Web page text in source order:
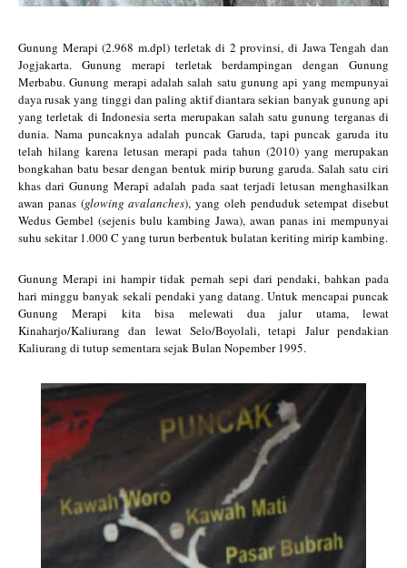
Gunung Merapi (2.968 m.dpl) terletak di 2 provinsi, di Jawa Tengah dan
Jogjakarta. Gunung merapi terletak berdampingan dengan Gunung
Merbabu. Gunung merapi adalah salah satu gunung api yang mempunyai
daya rusak yang tinggi dan paling aktif diantara sekian banyak gunung api
yang terletak di Indonesia serta merupakan salah satu gunung terganas di
dunia. Nama puncaknya adalah puncak Garuda, tapi puncak garuda itu
telah hilang karena letusan merapi pada tahun (2010) yang merupakan
bongkahan batu besar dengan bentuk mirip burung garuda. Salah satu ciri
khas dari Gunung Merapi adalah pada saat terjadi letusan menghasilkan
awan panas (glowing avalanches), yang oleh penduduk setempat disebut
Wedus Gembel (sejenis bulu kambing Jawa), awan panas ini mempunyai
suhu sekitar 1.000 C yang turun berbentuk bulatan keriting mirip kambing.
Gunung Merapi ini hampir tidak pernah sepi dari pendaki, bahkan pada
hari minggu banyak sekali pendaki yang datang. Untuk mencapai puncak
Gunung Merapi kita bisa melewati dua jalur utama, lewat
Kinaharjo/Kaliurang dan lewat Selo/Boyolali, tetapi Jalur pendakian
Kaliurang di tutup sementara sejak Bulan Nopember 1995.